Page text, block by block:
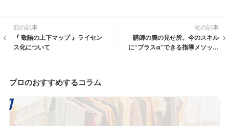
前の記事
『 敬語の上下マップ 』ライセン
ス化について
次の記事
講師の腕の見せ所。今のスキル
に“プラスα”できる指導メソッド
プロのおすすめするコラム